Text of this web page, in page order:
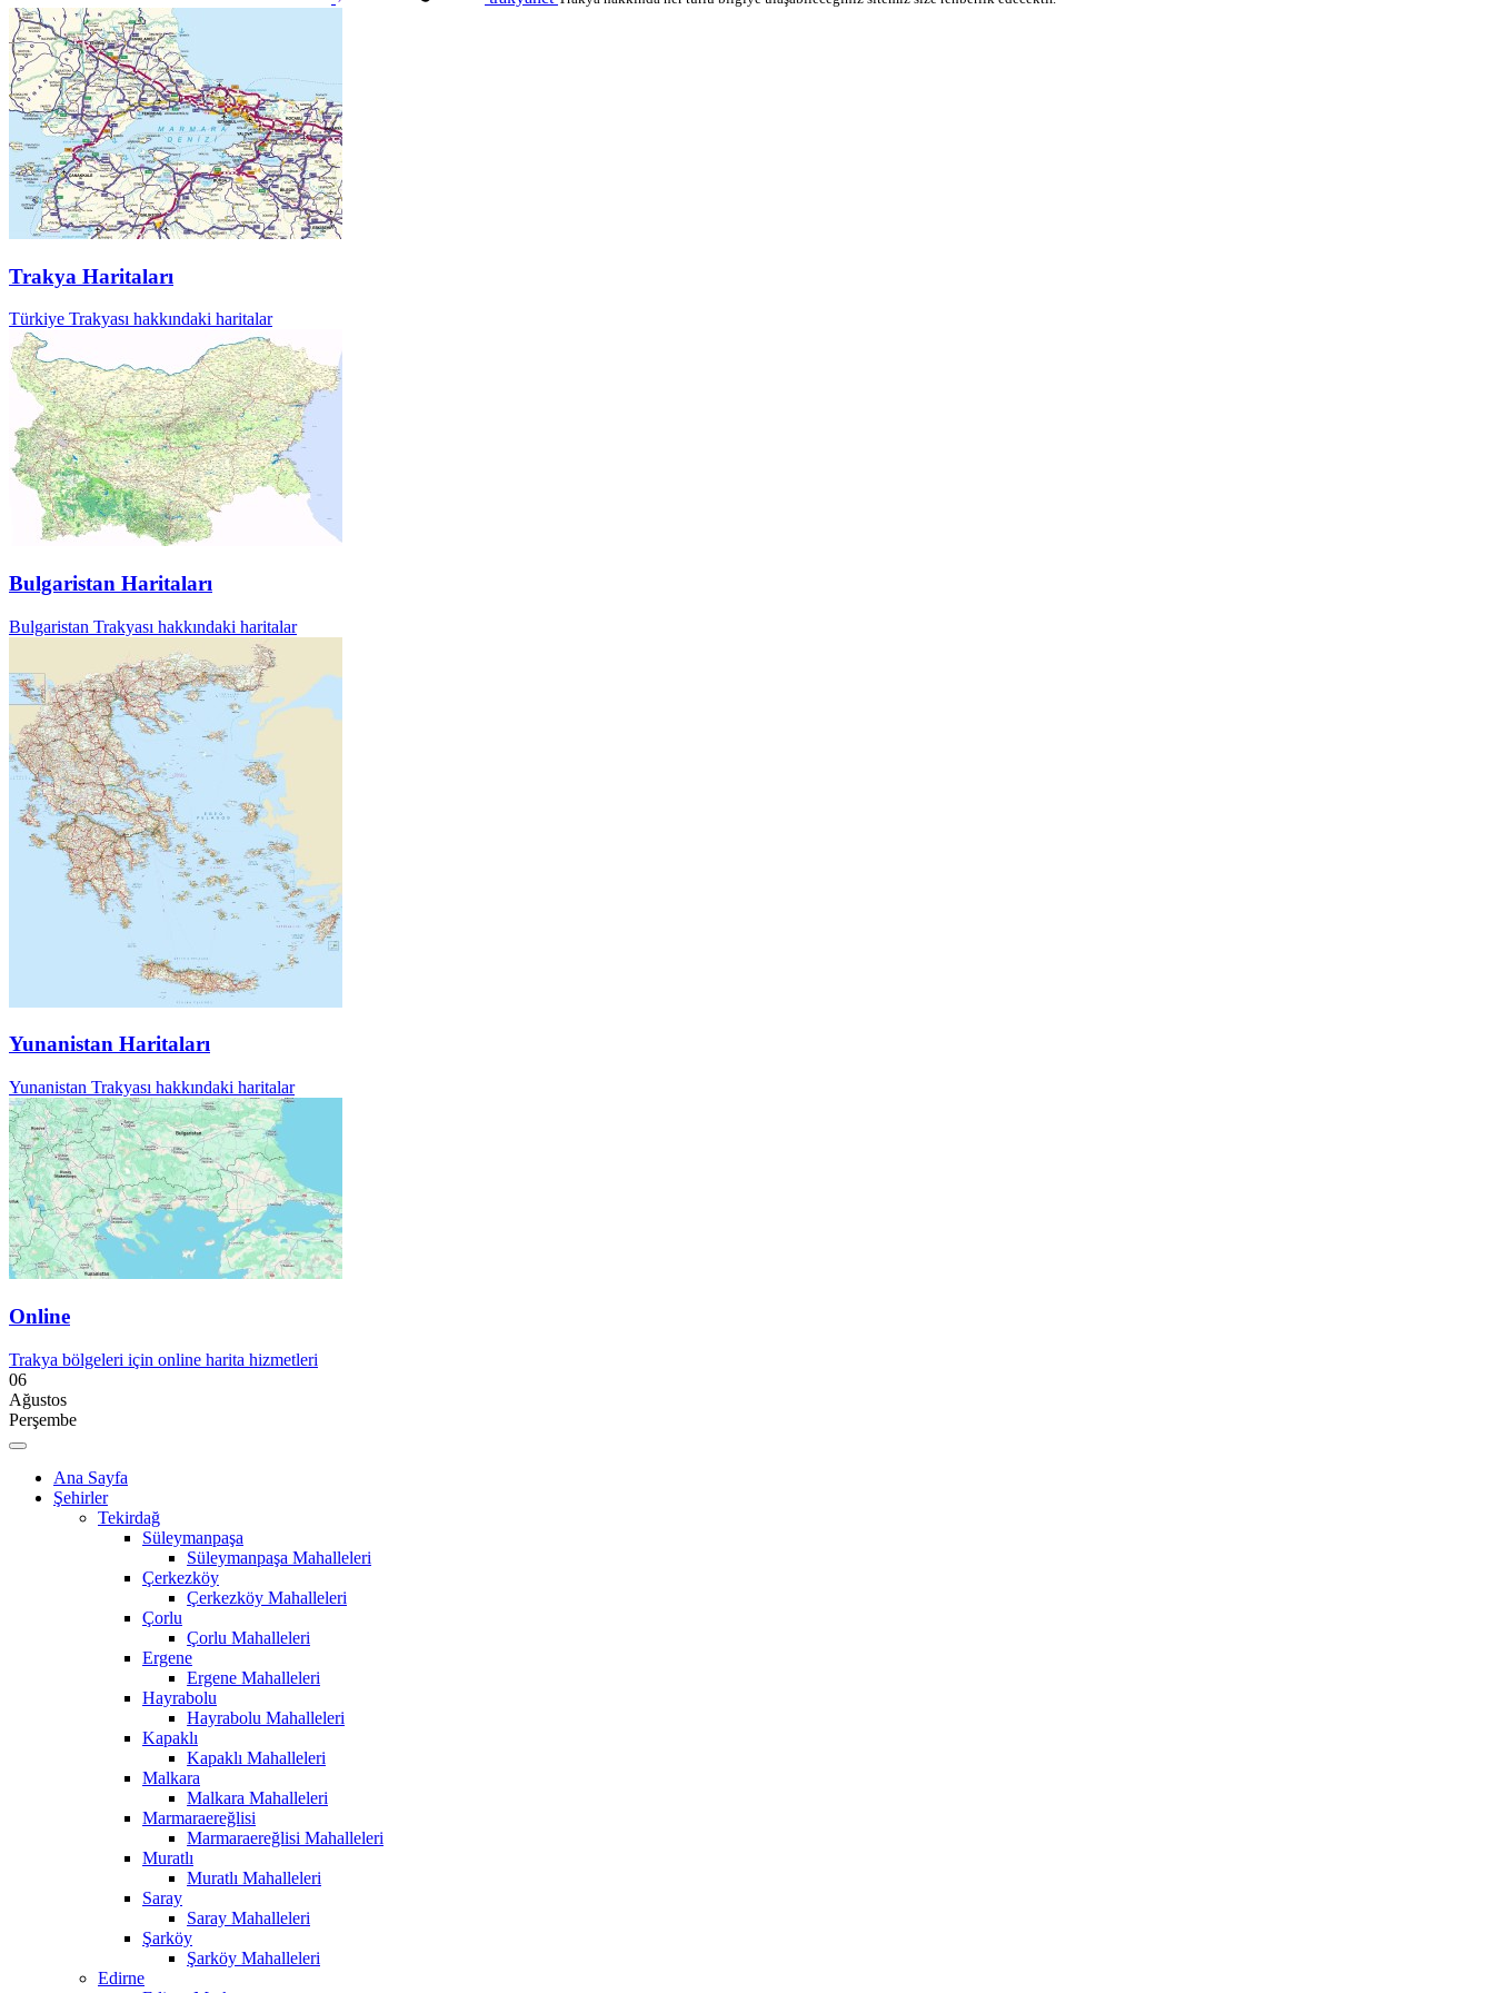
Trakya Haritaları
Türkiye Trakyası hakkındaki haritalar
Bulgaristan Haritaları
Bulgaristan Trakyası hakkındaki haritalar
Yunanistan Haritaları
Yunanistan Trakyası hakkındaki haritalar
Online
Trakya bölgeleri için online harita hizmetleri
06
Ağustos
Perşembe
Ana Sayfa
Şehirler
Tekirdağ
Süleymanpaşa
Süleymanpaşa Mahalleleri
Çerkezköy
Çerkezköy Mahalleleri
Çorlu
Çorlu Mahalleleri
Ergene
Ergene Mahalleleri
Hayrabolu
Hayrabolu Mahalleleri
Kapaklı
Kapaklı Mahalleleri
Malkara
Malkara Mahalleleri
Marmaraereğlisi
Marmaraereğlisi Mahalleleri
Muratlı
Muratlı Mahalleleri
Saray
Saray Mahalleleri
Şarköy
Şarköy Mahalleleri
Edirne